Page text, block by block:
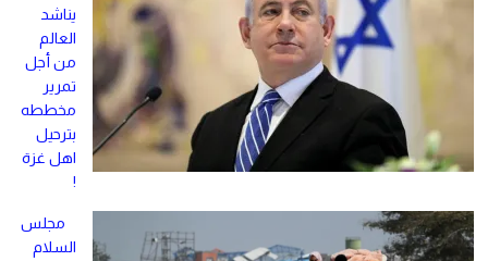
يناشد
العالم
من أجل
تمرير
مخططه
بترحيل
اهل غزة
!
مجلس
السلام